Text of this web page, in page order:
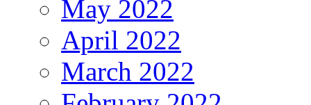
May 2022
April 2022
March 2022